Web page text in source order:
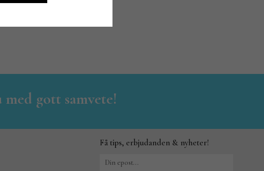
gott samvete!
Få tips, erbjudanden & nyheter!